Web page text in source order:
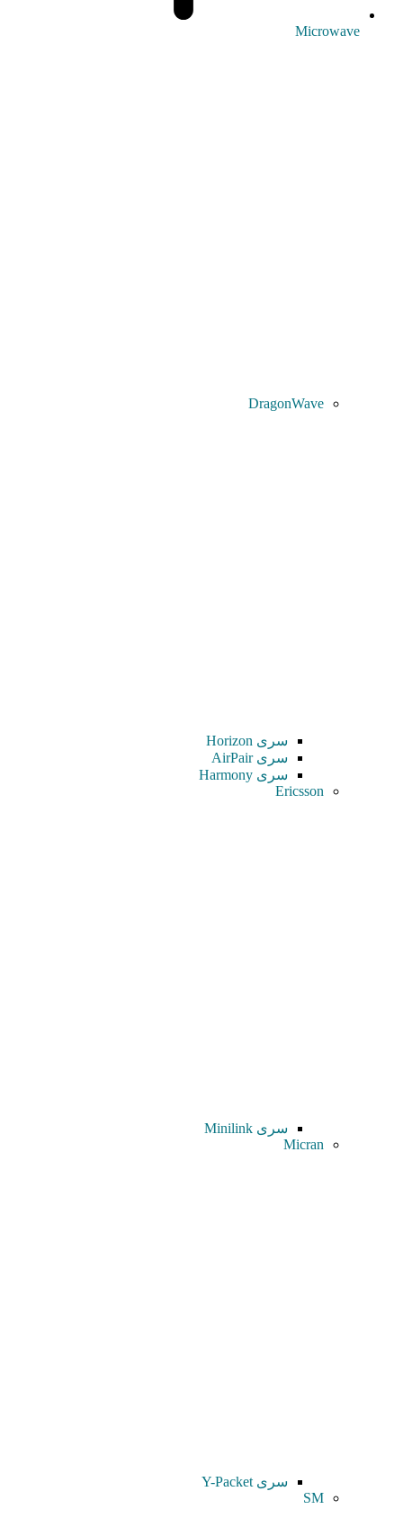
Microwave
DragonWave
سری Horizon
سری AirPair
سری Harmony
Ericsson
سری Minilink
Micran
سری Y-Packet
SM